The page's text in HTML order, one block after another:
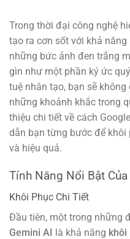
Trong thời đại công nghệ
tạo ra cơn sốt với khả
những bức ảnh đen trắng
gìn như một phần ký ức
tuệ nhân tạo, bạn sẽ
những khoảnh khắc trong
thiệu chi tiết về cách
dẫn bạn từng bước để khôi
và hiệu quả.
Tính Năng Nổi Bật
Khôi Phục Chi Tiết
Đầu tiên, một trong những
Gemini AI là khả năng khôi